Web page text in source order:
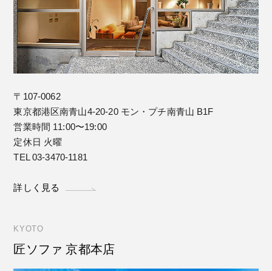
〒107-0062
東京都港区南青山4-20-20 モン・プチ南青山 B1F
営業時間 11:00〜19:00
定休日 火曜
TEL 03-3470-1181
詳しく見る
KYOTO
匠ソファ 京都本店